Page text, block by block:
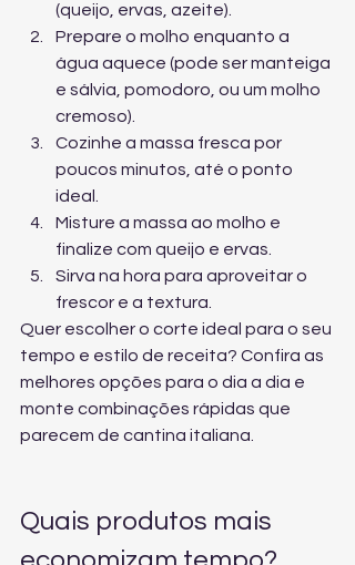
(queijo, ervas, azeite).
Prepare o molho enquanto a
água aquece (pode ser manteiga
e sálvia, pomodoro, ou um molho
cremoso).
Cozinhe a massa fresca por
poucos minutos, até o ponto
ideal.
Misture a massa ao molho e
finalize com queijo e ervas.
Sirva na hora para aproveitar o
frescor e a textura.
Quer escolher o corte ideal para o seu
tempo e estilo de receita? Confira as
melhores opções para o dia a dia e
monte combinações rápidas que
parecem de cantina italiana.
Quais produtos mais